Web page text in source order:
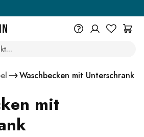
sind persönlich für Dich da.
Beratung vereinbaren
Waschbecken mit Unterschrank
mit